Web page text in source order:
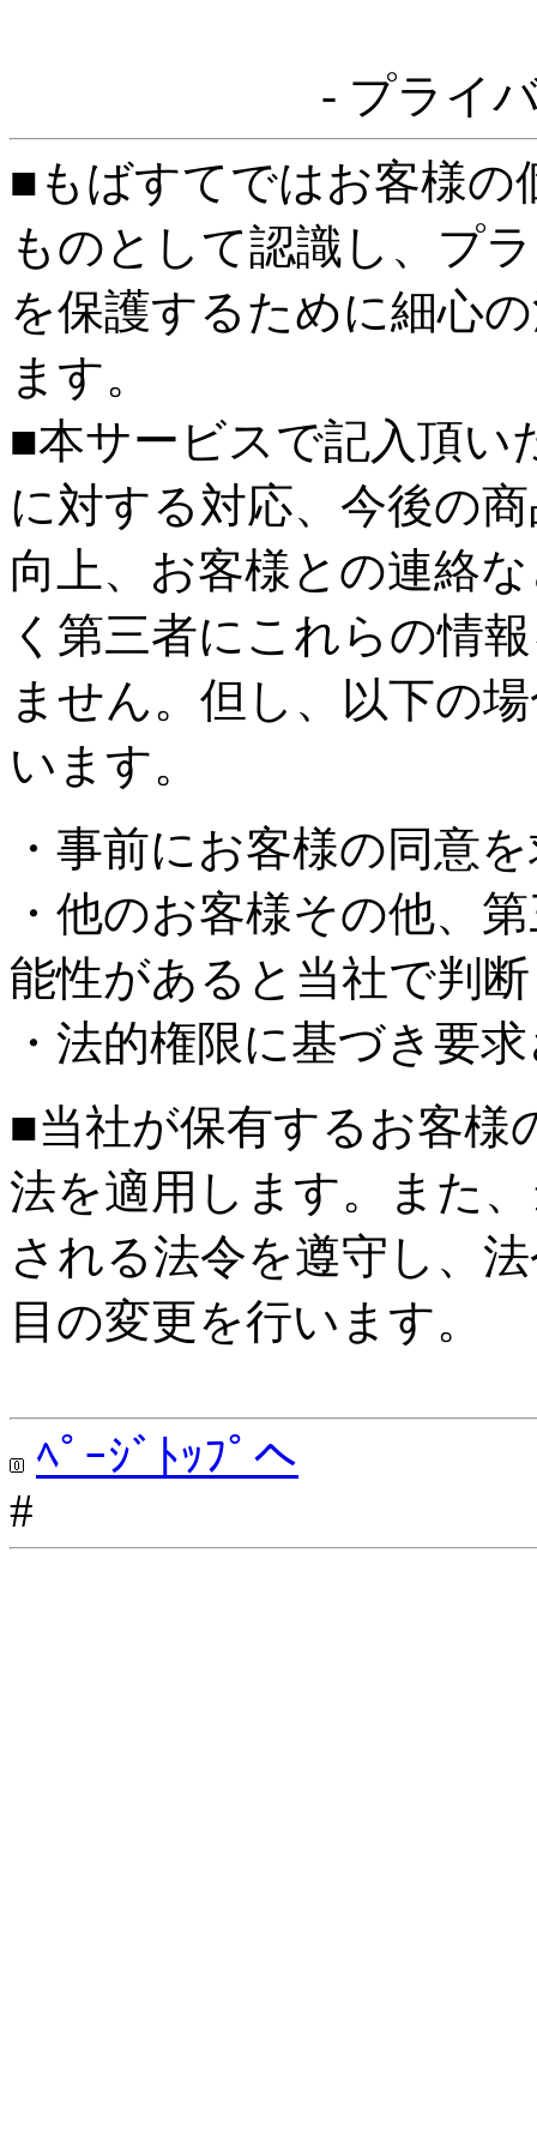
- プライ
■もばすてではお客様の
ものとして認識し、プ
を保護するために細心
ます。
■本サービスで記入頂い
に対する対応、今後の
向上、お客様との連絡
く第三者にこれらの情
ません。但し、以下の
います。
・事前にお客様の同意
・他のお客様その他、
能性があると当社で判
・法的権限に基づき要
■当社が保有するお客様
法を適用します。また
される法令を遵守し、
目の変更を行います。
ﾍﾟｰｼﾞﾄｯﾌﾟへ
#